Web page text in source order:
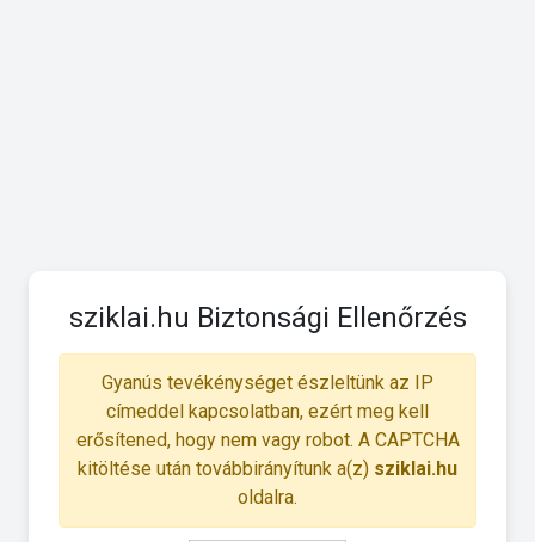
sziklai.hu Biztonsági Ellenőrzés
Gyanús tevékénységet észleltünk az IP
címeddel kapcsolatban, ezért meg kell
erősítened, hogy nem vagy robot. A CAPTCHA
kitöltése után továbbirányítunk a(z) sziklai.hu
oldalra.